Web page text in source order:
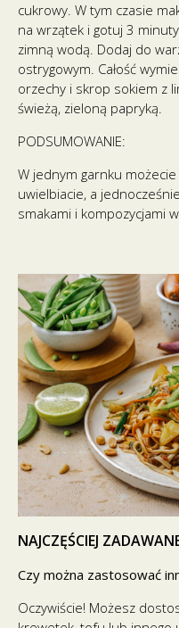
cukrowy. W tym czasie
na wrzątek i gotuj 3
zimną wodą. Dodaj do
ostrygowym. Całość
orzechy i skrop sokiem z
świeżą, zieloną papryką.
PODSUMOWANIE:
W jednym garnku możecie
uwielbiacie, a
smakami i kompozycjami
NAJCZĘŚCIEJ
Czy można zastosować
Oczywiście! Możesz